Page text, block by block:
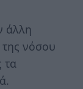
άλλη
νόσου
τα